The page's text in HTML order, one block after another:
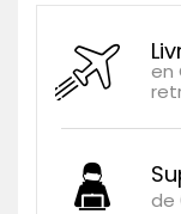
en
de